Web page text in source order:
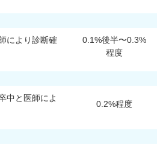
により診断確
0.1%後半〜0.3%
程度
中と医師によ
0.2%程度